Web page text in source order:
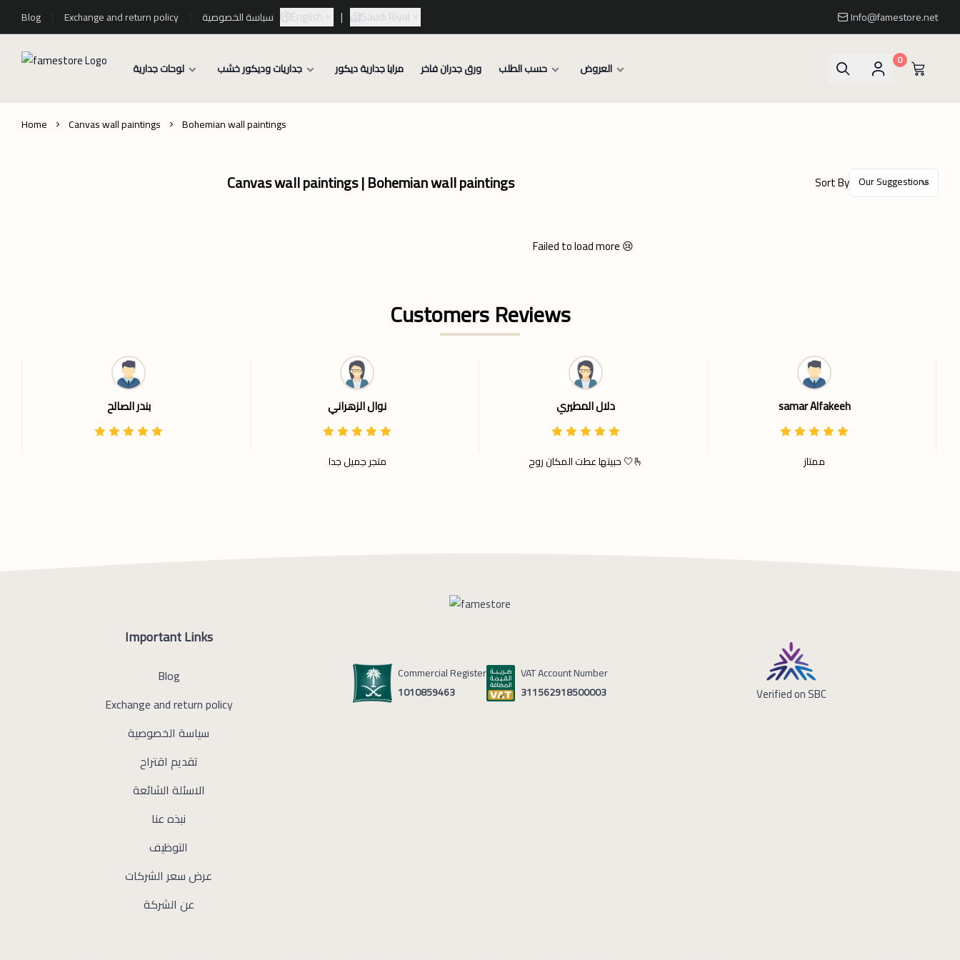
Blog Exchange and return policy سياسة الخصوصية English | Saudi Riyal Info@famestore.net
لوحات جدارية جداريات وديكور خشب مرايا جدارية ديكور ورق جدران فاخر حسب الطلب العروض 0
Home Canvas wall paintings Bohemian wall paintings
Canvas wall paintings | Bohemian wall paintings Sort By
Failed to load more 😢
Customers Reviews
بندر الصالح نوال الزهراني
متجر جميل جدا
دلال المطيري
حبيتها عطت المكان روح 🤍🫰
samar Alfakeeh
ممتاز
Important Links
Blog
Exchange and return policy
سياسة الخصوصية
تقديم اقتراح
الاسئلة الشائعة
نبذه عنا
التوظيف
عرض سعر الشركات
عن الشركة
Commercial Register
1010859463
VAT Account Number
311562918500003
Verified on SBC